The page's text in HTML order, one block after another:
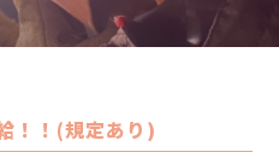
！！(規定あり)